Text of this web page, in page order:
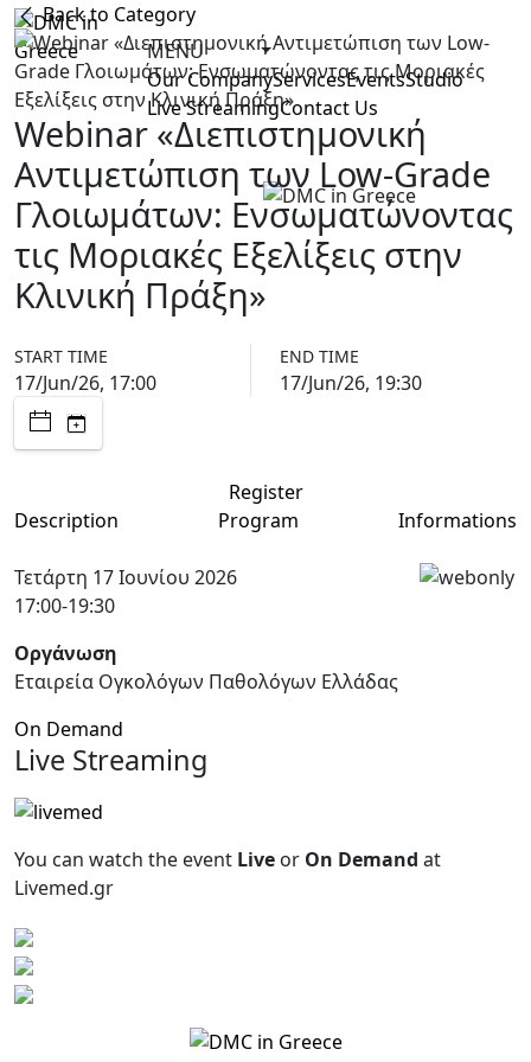
MENU
Our CompanyServicesEventsStudio
Live StreamingContact Us
Back to Category
Webinar «Διεπιστημονική
Αντιμετώπιση των Low-Grade
Γλοιωμάτων: Ενσωματώνοντας
τις Μοριακές Εξελίξεις στην
Κλινική Πράξη»
START TIME
17/Jun/26, 17:00
END TIME
17/Jun/26, 19:30
Register
Description
Program Informations
Τετάρτη 17 Ιουνίου 2026
17:00-19:30
Οργάνωση
Εταιρεία Ογκολόγων Παθολόγων Ελλάδας
On Demand
Live Streaming
You can watch the event Live or On Demand at
Livemed.gr